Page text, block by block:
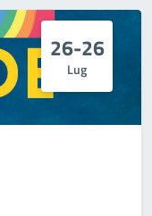
26-26
Lug